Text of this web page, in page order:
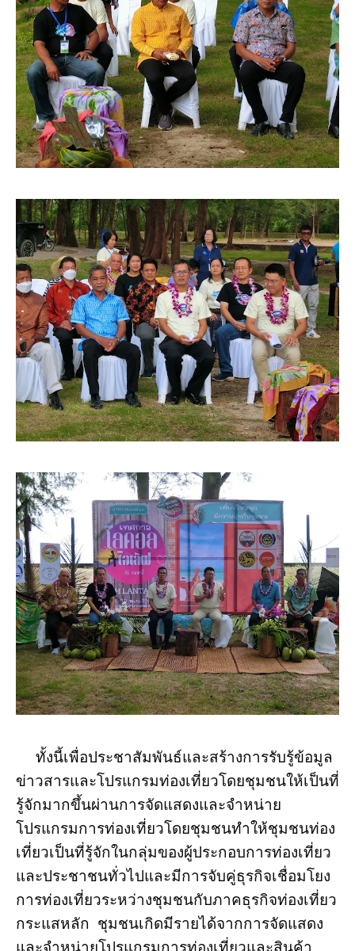
ทั้งนี้เพื่อประชาสัมพันธ์และสร้างการรับรู้ข้อมูล
ข่าวสารและโปรแกรมท่องเที่ยวโดยชุมชนให้เป็นที่
รู้จักมากขึ้นผ่านการจัดแสดงและจำหน่าย
โปรแกรมการท่องเที่ยวโดยชุมชนทำให้ชุมชนท่อง
เที่ยวเป็นที่รู้จักในกลุ่มของผู้ประกอบการท่องเที่ยว
และประชาชนทั่วไปและมีการจับคู่ธุรกิจเชื่อมโยง
การท่องเที่ยวระหว่างชุมชนกับภาคธุรกิจท่องเที่ยว
กระแสหลัก ชุมชนเกิดมีรายได้จากการจัดแสดง